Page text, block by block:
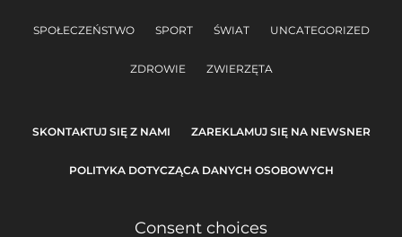
SPOŁECZEŃSTWO SPORT ŚWIAT UNCATEGORIZED
ZDROWIE ZWIERZĘTA
SKONTAKTUJ SIĘ Z NAMI ZAREKLAMUJ SIĘ NA NEWSNER
POLITYKA DOTYCZĄCA DANYCH OSOBOWYCH
Consent choices